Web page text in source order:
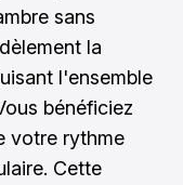
sans
la
l'ensemble
bénéficiez
votre rythme
Cette